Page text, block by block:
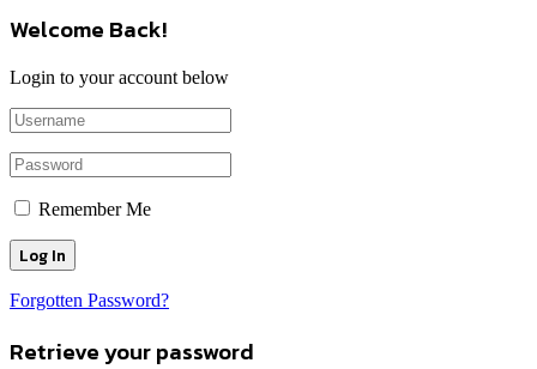
Welcome Back!
Login to your account below
Remember Me
Forgotten Password?
Retrieve your password